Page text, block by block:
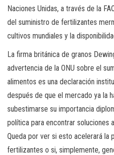
Naciones Unidas, a través de la
del suministro de fertilizantes
cultivos mundiales y la
La firma británica de granos
advertencia de la ONU sobre el
alimentos es una declaración
después de que el mercado ya la
subestimarse su importancia
política para encontrar soluciones
Queda por ver si esto acelerará la
fertilizantes o si, simplemente,